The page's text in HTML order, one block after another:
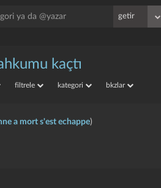
kaçtı
filtrele kategori bkzlar
a mort s'est echappe)